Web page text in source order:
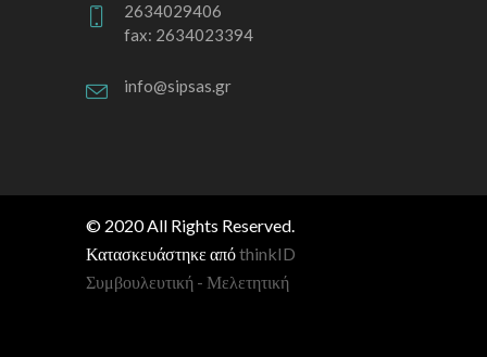
2634029406
fax: 2634023394
info@sipsas.gr
© 2020 All Rights Reserved.
Κατασκευάστηκε απόthinkID
Συμβουλευτική - Μελετητική